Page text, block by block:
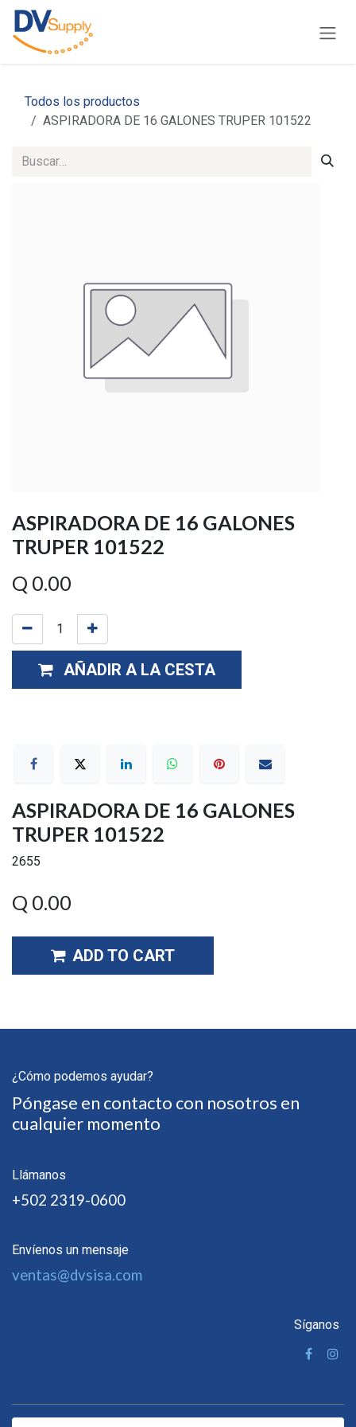
Ir al contenido
Todos los productos
ASPIRADORA DE 16 GALONES TRUPER 101522
ASPIRADORA DE 16 GALONES
TRUPER 101522
Q 0.00
AÑADIR A LA CESTA
ASPIRADORA DE 16 GALONES
TRUPER 101522
2655
Q 0.00
ADD TO CART
¿Cómo podemos ayudar?
Póngase en contacto con nosotros en
cualquier momento
Llámanos
+502 2319-0600
Envíenos un mensaje
ventas@dvsisa.com
Síganos